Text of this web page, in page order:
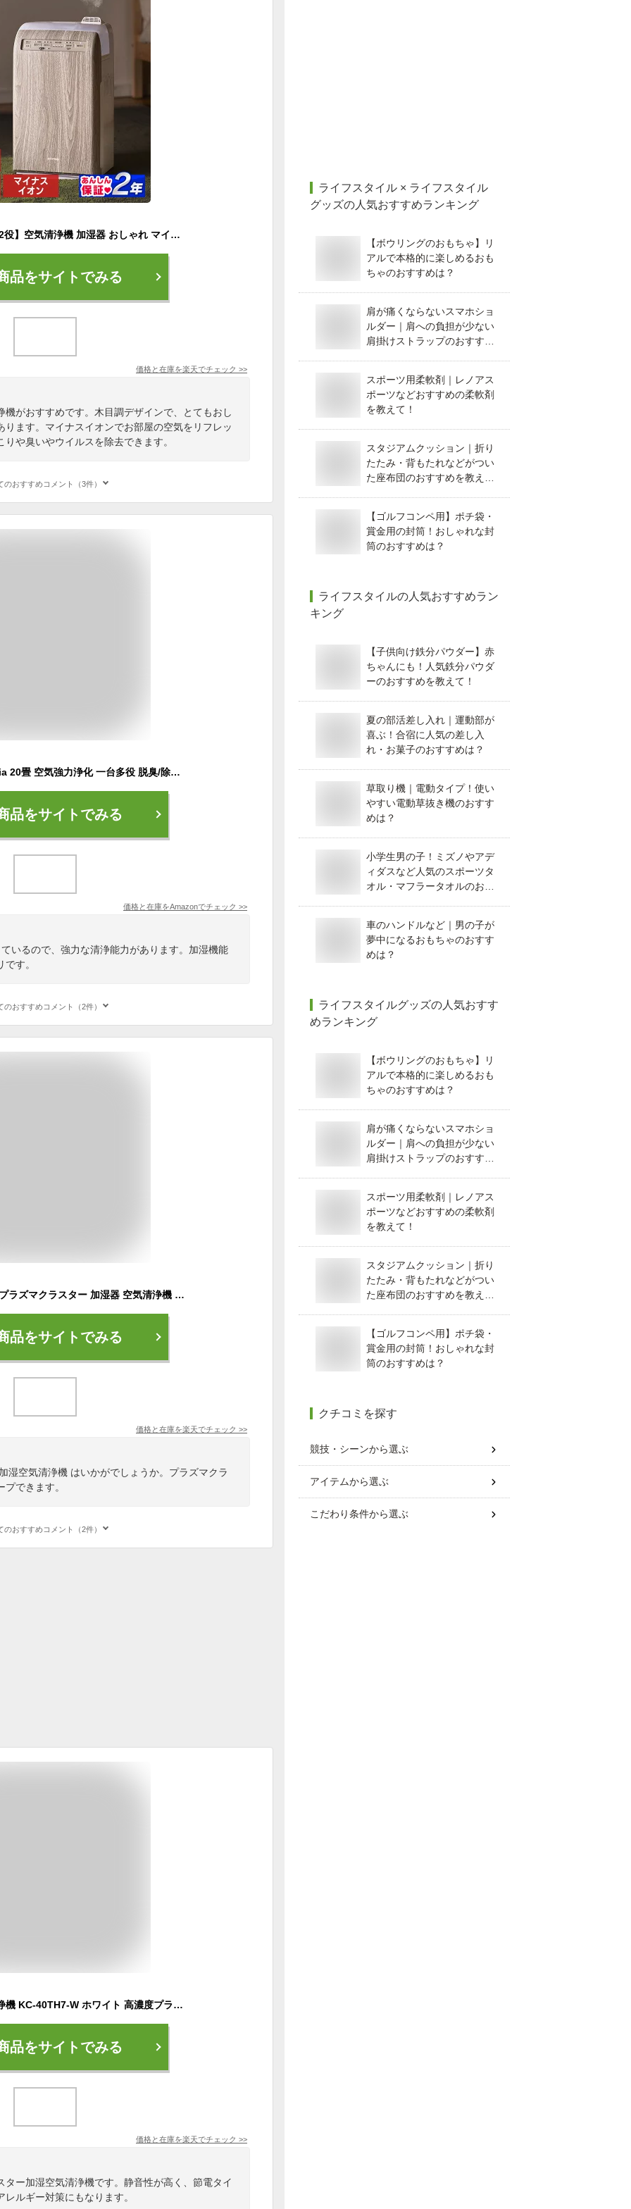
＼花粉症対策／【1台2役】空気清浄機 加湿器 おしゃれ マイナスイオン 10畳 アイリスオーヤマ 加湿空気清浄機 加湿 花粉 ほこり ニオイ タバコ ペット ウイルス対策 空気清浄器 木目 デザインモデル コンパクト 小型 うるおい 湿度 リビング[安心延長保証対象]
品をサイトでみる
価格と在庫を楽天でチェック >>
がおすすめです。木目調デザインで、とてもおし
ます。マイナスイオンでお部屋の空気をリフレッ
や臭いやウイルスを除去できます。
のおすすめコメント（3件）
加湿 空気清浄機 Afloia 20畳 空気強力浄化 一台多役 脱臭/除菌/花粉対策/集塵/PM2.5/ほこり/ペット 三層HEPAフィルター 静音 七色ナイト 乾燥防止 タイマー付き 3段階風量調節 コンパクト 寝室/玄関/トイレ/リビング ホワイト
品をサイトでみる
価格と在庫をAmazonでチェック >>
いるので、強力な清浄能力があります。加湿機能
す。
のおすすめコメント（2件）
空気清浄機 シャープ プラズマクラスター 加湿器 空気清浄機 加湿空気清浄機 ウイルス対策 黄砂 PM2.5 花粉対策 加湿器 プラズマクラスター7000 KC-35T7 タバコ ペット
品をサイトでみる
価格と在庫を楽天でチェック >>
湿空気清浄機 はいかがでしょうか。プラズマクラ
できます。
のおすすめコメント（2件）
シャープ 加湿空気清浄機 KC-40TH7-W ホワイト 高濃度プラズマクラスター7000搭載 SHARP ウイルス対策 アレルギー対策 高品質 おすすめ レビュー 価格 効果 比較 花粉対策 静音 ランキング 除菌 電気代 フィルター交換 ペット用 最新モデル 節電【あす楽・即納・送料無料】
品をサイトでみる
価格と在庫を楽天でチェック >>
ー加湿空気清浄機です。静音性が高く、節電タイ
ルギー対策にもなります。
ライフスタイル × ライフスタイル
グッズの人気おすすめランキング
【ボウリングのおもちゃ】リ
アルで本格的に楽しめるおも
ちゃのおすすめは？
肩が痛くならないスマホショ
ルダー｜肩への負担が少ない
肩掛けストラップのおすすめ
スポーツ用柔軟剤｜レノアス
ポーツなどおすすめの柔軟剤
を教えて！
スタジアムクッション｜折り
たたみ・背もたれなどがつい
た座布団のおすすめを教え
【ゴルフコンペ用】ポチ袋・
賞金用の封筒！おしゃれな封
筒のおすすめは？
ライフスタイルの人気おすすめラン
キング
【子供向け鉄分パウダー】赤
ちゃんにも！人気鉄分パウダ
ーのおすすめを教えて！
夏の部活差し入れ｜運動部が
喜ぶ！合宿に人気の差し入
れ・お菓子のおすすめは？
草取り機｜電動タイプ！使い
やすい電動草抜き機のおすす
めは？
小学生男の子！ミズノやアデ
ィダスなど人気のスポーツタ
オル・マフラータオルのおす
車のハンドルなど｜男の子が
夢中になるおもちゃのおすす
めは？
ライフスタイルグッズの人気おすす
めランキング
【ボウリングのおもちゃ】リ
アルで本格的に楽しめるおも
ちゃのおすすめは？
肩が痛くならないスマホショ
ルダー｜肩への負担が少ない
肩掛けストラップのおすすめ
スポーツ用柔軟剤｜レノアス
ポーツなどおすすめの柔軟剤
を教えて！
スタジアムクッション｜折り
たたみ・背もたれなどがつい
た座布団のおすすめを教え
【ゴルフコンペ用】ポチ袋・
賞金用の封筒！おしゃれな封
筒のおすすめは？
クチコミを探す
競技・シーンから選ぶ
アイテムから選ぶ
こだわり条件から選ぶ